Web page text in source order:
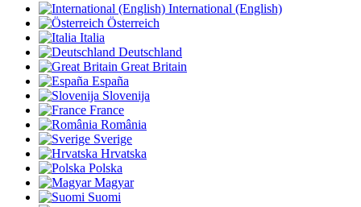
International (English)
Österreich
Italia
Deutschland
Great Britain
España
Slovenija
France
România
Sverige
Hrvatska
Polska
Magyar
Suomi